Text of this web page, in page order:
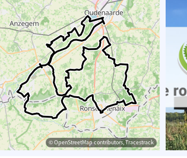
© OpenStreetMap contributors, Tracestrack
© OpenStreetMap contributors, Tracestrack